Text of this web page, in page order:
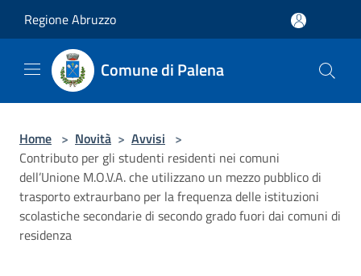
Regione Abruzzo
Comune di Palena
Home > Novità > Avvisi >
Contributo per gli studenti residenti nei comuni
dell’Unione M.O.V.A. che utilizzano un mezzo pubblico di
trasporto extraurbano per la frequenza delle istituzioni
scolastiche secondarie di secondo grado fuori dai comuni di
residenza